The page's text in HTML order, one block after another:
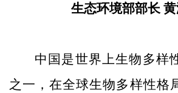
生态环境部部长
中国是世界上生物多样
之一，在全球生物多样性格